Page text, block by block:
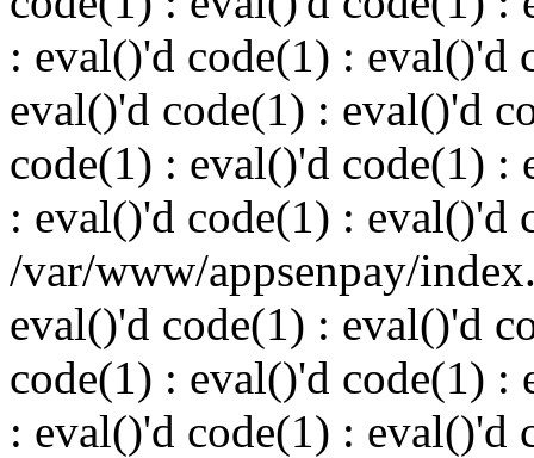
: eval()'d code(1) : eval()'d
eval()'d code(1) : eval()'d
code(1) : eval()'d code(1) :
: eval()'d code(1) : eval()'d
/var/www/appsenpay/
eval()'d code(1) : eval()'d
code(1) : eval()'d code(1) :
: eval()'d code(1) : eval()'d